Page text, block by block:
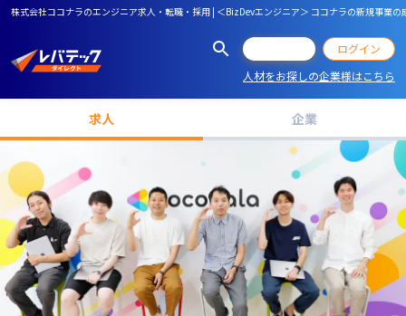
株式会社ココナラのエンジニア求人・転職・採用 | ＜BizDevエンジニア＞ ココナラの新規事業
ログイン
人材をお探しの企業様はこちら
求人 企業